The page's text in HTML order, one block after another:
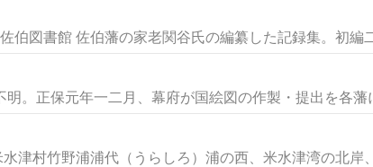
伯図書館 佐伯藩の家老関谷氏の編纂した記録集。初編
。正保元年一二月、幕府が国絵図の作製・提出を各藩
津村竹野浦浦代（うらしろ）浦の西、米水津湾の北岸